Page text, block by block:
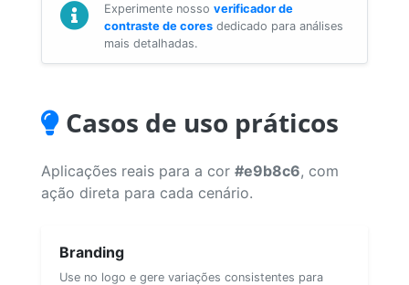
Experimente nosso verificador de
contraste de cores dedicado para análises
mais detalhadas.
Casos de uso práticos
Aplicações reais para a cor #e9b8c6, com
ação direta para cada cenário.
Branding
Use no logo e gere variações consistentes para